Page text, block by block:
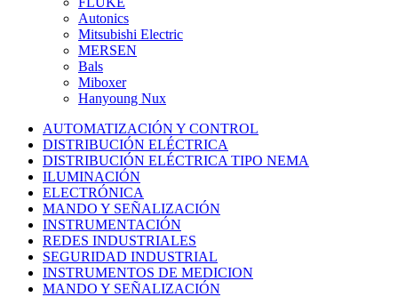
Autonics
Mitsubishi Electric
MERSEN
Bals
Miboxer
Hanyoung Nux
AUTOMATIZACIÓN Y CONTROL
DISTRIBUCIÓN ELÉCTRICA
DISTRIBUCIÓN ELÉCTRICA TIPO NEMA
ILUMINACIÓN
ELECTRÓNICA
MANDO Y SEÑALIZACIÓN
INSTRUMENTACIÓN
REDES INDUSTRIALES
SEGURIDAD INDUSTRIAL
INSTRUMENTOS DE MEDICION
MANDO Y SEÑALIZACIÓN